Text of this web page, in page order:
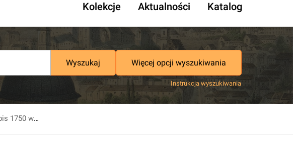
Kolekcje Aktualności Katalog
Wyszukaj Więcej opcji wyszukiwania
Instrukcja wyszukiwania
Johann David Köhlers Im Jahr 1729 bis 1750 wöchentlich herausgegebener historischer Münz-Belustigung [...]. T. 13